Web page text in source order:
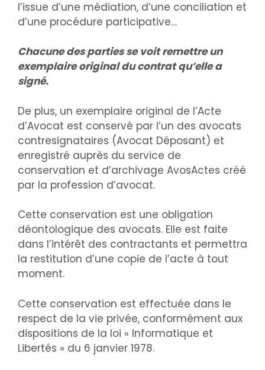
l’issue d’une médiation, d’une conciliation et
d’une procédure participative…
Chacune des parties se voit remettre un
exemplaire original du contrat qu’elle a
signé.
De plus, un exemplaire original de l’Acte
d’Avocat est conservé par l’un des avocats
contresignataires (Avocat Déposant) et
enregistré auprès du service de
conservation et d’archivage AvosActes créé
par la profession d’avocat.
Cette conservation est une obligation
déontologique des avocats. Elle est faite
dans l’intérêt des contractants et permettra
la restitution d’une copie de l’acte à tout
moment.
Cette conservation est effectuée dans le
respect de la vie privée, conformément aux
dispositions de la loi « Informatique et
Libertés » du 6 janvier 1978.